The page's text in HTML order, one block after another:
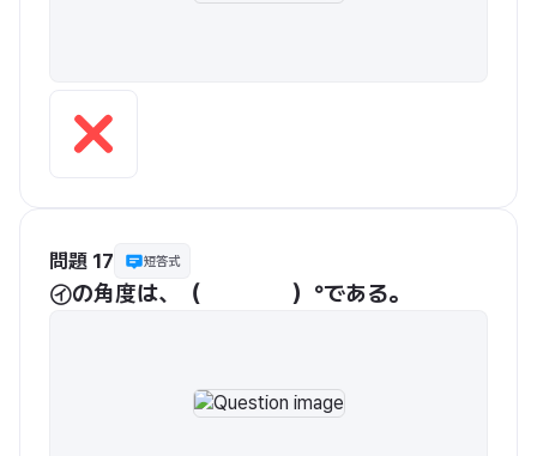
問題 17 短答式
㋑の角度は、（　　　　）°である。